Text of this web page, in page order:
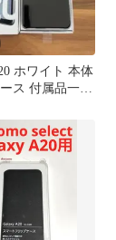
ホワイト 本体
ス 付属品一